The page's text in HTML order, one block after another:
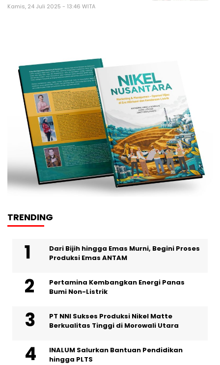
Kamis, 24 Juli 2025 - 13:46 WITA
TRENDING
Dari Bijih hingga Emas Murni, Begini Proses
Produksi Emas ANTAM
Pertamina Kembangkan Energi Panas
Bumi Non-Listrik
PT NNI Sukses Produksi Nikel Matte
Berkualitas Tinggi di Morowali Utara
INALUM Salurkan Bantuan Pendidikan
hingga PLTS